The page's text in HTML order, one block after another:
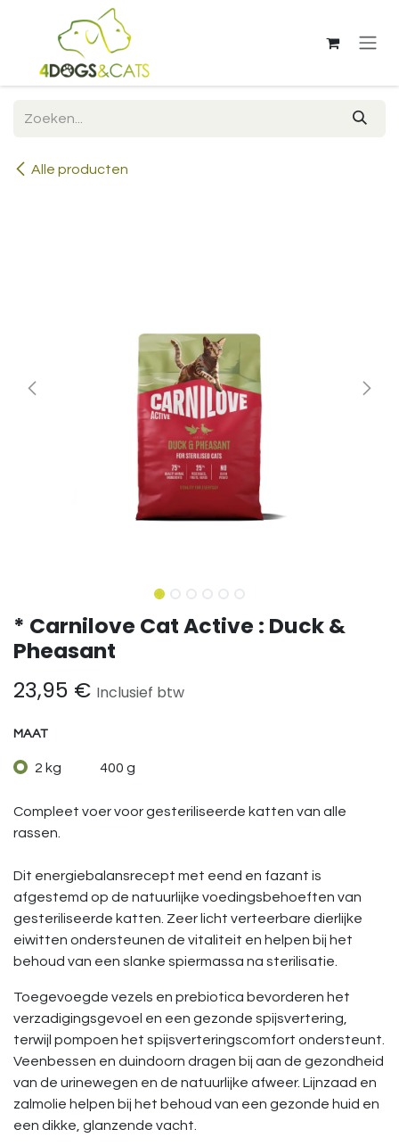
Overslaan naar inhoud
Alle producten
* Carnilove Cat Active : Duck &
Pheasant
23,95 € Inclusief btw
MAAT
2 kg 400 g
Compleet voer voor gesteriliseerde katten van alle
rassen.
Dit energiebalansrecept met eend en fazant is
afgestemd op de natuurlijke voedingsbehoeften van
gesteriliseerde katten. Zeer licht verteerbare dierlijke
eiwitten ondersteunen de vitaliteit en helpen bij het
behoud van een slanke spiermassa na sterilisatie.
Toegevoegde vezels en prebiotica bevorderen het
verzadigingsgevoel en een gezonde spijsvertering,
terwijl pompoen het spijsverteringscomfort ondersteunt.
Veenbessen en duindoorn dragen bij aan de gezondheid
van de urinewegen en de natuurlijke afweer. Lijnzaad en
zalmolie helpen bij het behoud van een gezonde huid en
een dikke, glanzende vacht.